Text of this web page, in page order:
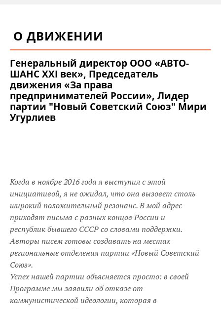
О ДВИЖЕНИИ
Генеральный директор ООО «АВТО-
ШАНС XXI век», Председатель
движения «За права
предпринимателей России», Лидер
партии "Новый Советский Союз" Мири
Угурлиев
Когда в ноябре 2016 года я выступил с этой
инициативой, я не ожидал, что она вызовет столь
широкий положительный резонанс. В мой адрес
приходят письма с разных концов России и
республик бывшего СССР со словами поддержки.
Авторы писем готовы создавать на местах
региональные отделения партии «Новый Советский
Союз».
Успех нашей партии объясняется просто: в своей
Программе мы заявили об отказе от
коммунистической идеологии, которая в